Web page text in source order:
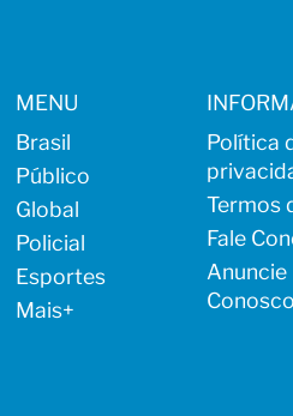
MENU
Brasil
Público
Global
Policial
Esportes
Mais+
Política
Termos
Fale
Anuncie
Conosco